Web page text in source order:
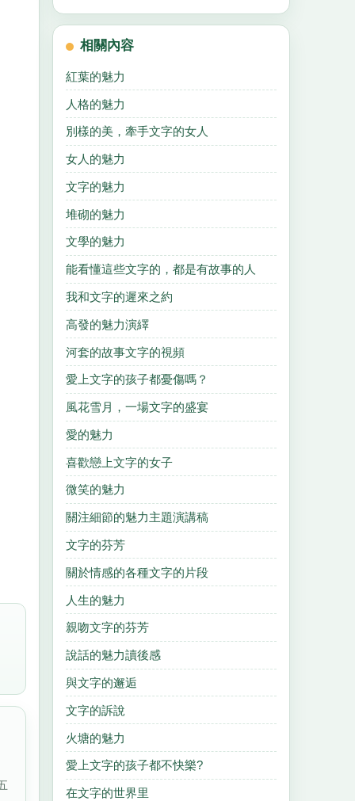
相關內容
紅葉的魅力
人格的魅力
別樣的美，牽手文字的女人
女人的魅力
文字的魅力
堆砌的魅力
文學的魅力
能看懂這些文字的，都是有故事的人
我和文字的遲來之約
高發的魅力演繹
河套的故事文字的視頻
愛上文字的孩子都憂傷嗎？
風花雪月，一場文字的盛宴
愛的魅力
喜歡戀上文字的女子
微笑的魅力
關注細節的魅力主題演講稿
文字的芬芳
關於情感的各種文字的片段
人生的魅力
親吻文字的芬芳
說話的魅力讀後感
與文字的邂逅
文字的訴說
火塘的魅力
愛上文字的孩子都不快樂?
在文字的世界里